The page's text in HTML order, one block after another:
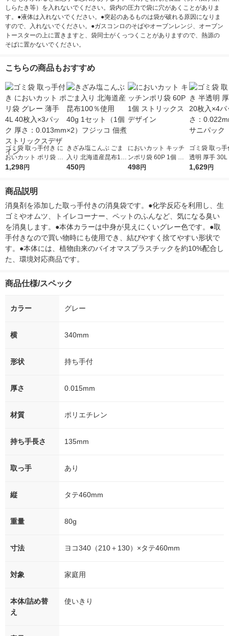
しらたき等）を入れないでください。袋内の圧力で袋に穴があくことがありま
す。●液体は入れないでください。●突起のあるものは袋が破れる原因になりま
すので、入れないでください。●ガスコンロのそばやオーブンレンジ、オーブン
トースターの上に置きますと、袋同士がくっつくことがありますので、熱源の
そばに置かないでください。
こちらの商品もおすすめ
ゴミ袋 取っ手付き に
おいカット ポリ袋 グ
レー 薄手 4L 40枚入×
イン
1,298円
きざみ塩こんぶ ごま
入り 北海道産昆布10
0％使用 40g 1セット
450円
においカット キッチ
ンポリ袋 60P 1個 ス
トリックスデザイン
498円
ゴミ袋 取っ
透明 厚手 30L
×4パック 厚
1,629円
商品説明
消臭剤を添加した取っ手付きの消臭袋です。●化学反応を利用し、生
ゴミやオムツ、トイレコーナー、ペットのふんなど、気になる臭い
を消臭します。●本体カラーは中身が見えにくいグレー色です。●取
手付きなので買い物時にも使用でき、結びやすく捨てやすい形状で
す。●本体には、植物由来のバイオマスプラスチックを約10%配合し
た、環境対応商品です。
商品仕様/スペック
カラー グレー
横 340mm
形状 持ち手付
厚さ 0.015mm
材質 ポリエチレン
持ち手長さ 135mm
取っ手 あり
縦 タテ460mm
重量 80g
寸法 ヨコ340（210＋130）×タテ460mm
対象 家庭用
本体/詰め替
え
使いきり